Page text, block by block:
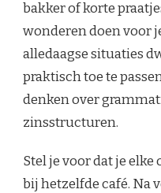
bakker of korte
wonderen doen voor
alledaagse situaties
praktisch toe te
denken over
zinsstructuren.
Stel je voor dat je
bij hetzelfde café. Na